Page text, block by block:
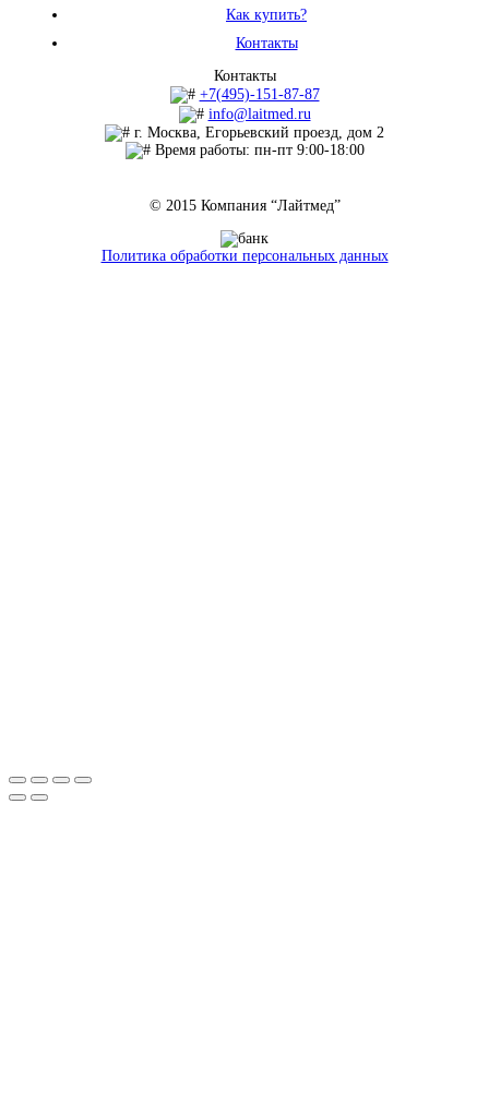
Как купить?
Контакты
Контакты
+7(495)-151-87-87
info@laitmed.ru
г. Москва, Егорьевский проезд, дом 2
Время работы: пн-пт 9:00-18:00
© 2015 Компания “Лайтмед”
Политика обработки персональных данных